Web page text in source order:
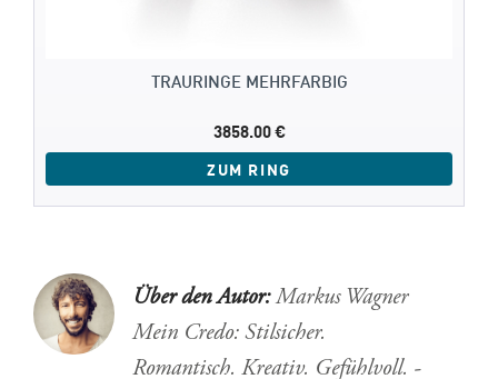
TRAURINGE MEHRFARBIG
3858.00 €
ZUM RING
Über den Autor:Markus Wagner
Mein Credo: Stilsicher.
Romantisch. Kreativ. Gefühlvoll. -